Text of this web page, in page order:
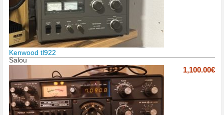
Kenwood tl922
Salou
1,100.00€